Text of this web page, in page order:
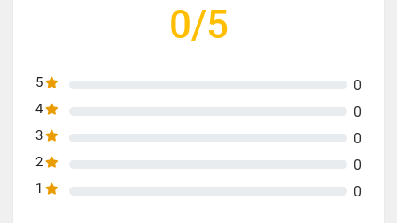
0/5
5 0
4 0
3 0
2 0
1 0